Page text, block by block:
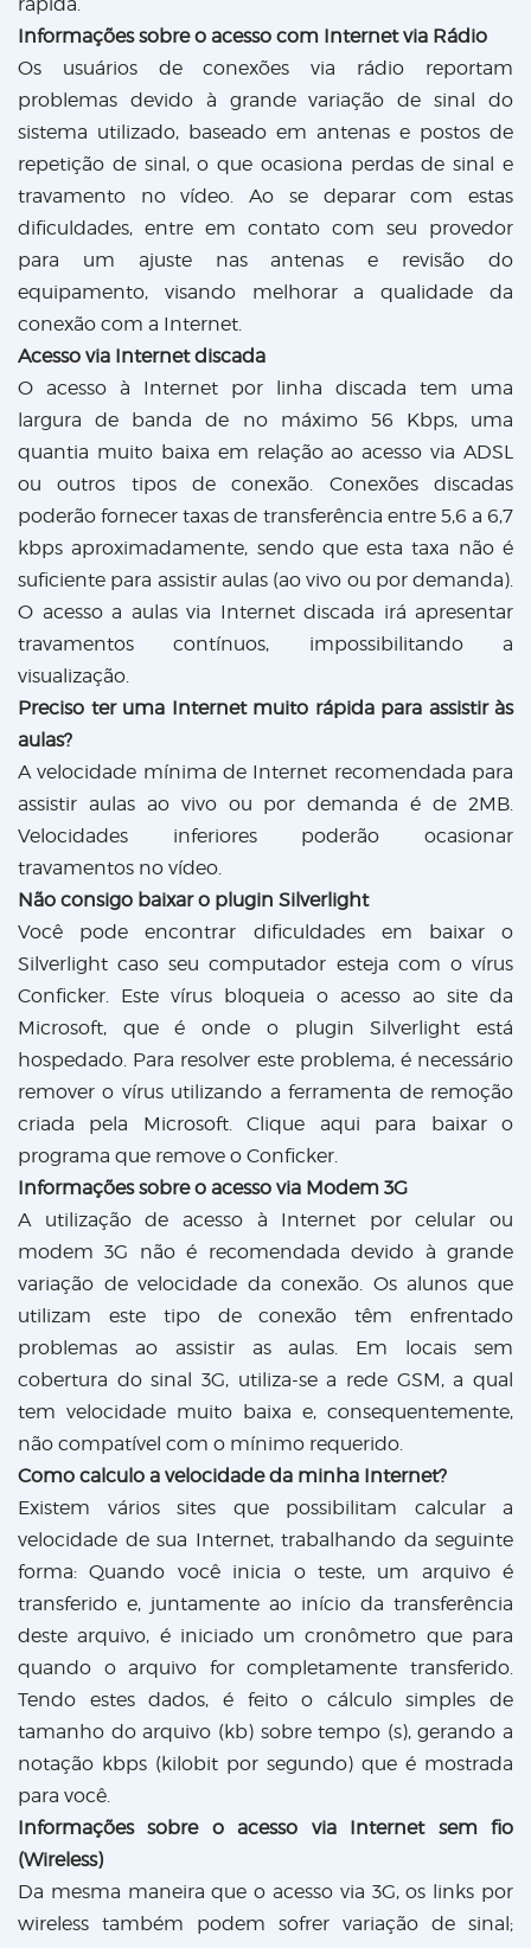
rápida.
Informações sobre o acesso com Internet via Rádio
Os usuários de conexões via rádio reportam
problemas devido à grande variação de sinal do
sistema utilizado, baseado em antenas e postos de
repetição de sinal, o que ocasiona perdas de sinal e
travamento no vídeo. Ao se deparar com estas
dificuldades, entre em contato com seu provedor
para um ajuste nas antenas e revisão do
equipamento, visando melhorar a qualidade da
conexão com a Internet.
Acesso via Internet discada
O acesso à Internet por linha discada tem uma
largura de banda de no máximo 56 Kbps, uma
quantia muito baixa em relação ao acesso via ADSL
ou outros tipos de conexão. Conexões discadas
poderão fornecer taxas de transferência entre 5,6 a 6,7
kbps aproximadamente, sendo que esta taxa não é
suficiente para assistir aulas (ao vivo ou por demanda).
O acesso a aulas via Internet discada irá apresentar
travamentos contínuos, impossibilitando a
visualização.
Preciso ter uma Internet muito rápida para assistir às
aulas?
A velocidade mínima de Internet recomendada para
assistir aulas ao vivo ou por demanda é de 2MB.
Velocidades inferiores poderão ocasionar
travamentos no vídeo.
Não consigo baixar o plugin Silverlight
Você pode encontrar dificuldades em baixar o
Silverlight caso seu computador esteja com o vírus
Conficker. Este vírus bloqueia o acesso ao site da
Microsoft, que é onde o plugin Silverlight está
hospedado. Para resolver este problema, é necessário
remover o vírus utilizando a ferramenta de remoção
criada pela Microsoft. Clique aqui para baixar o
programa que remove o Conficker.
Informações sobre o acesso via Modem 3G
A utilização de acesso à Internet por celular ou
modem 3G não é recomendada devido à grande
variação de velocidade da conexão. Os alunos que
utilizam este tipo de conexão têm enfrentado
problemas ao assistir as aulas. Em locais sem
cobertura do sinal 3G, utiliza-se a rede GSM, a qual
tem velocidade muito baixa e, consequentemente,
não compatível com o mínimo requerido.
Como calculo a velocidade da minha Internet?
Existem vários sites que possibilitam calcular a
velocidade de sua Internet, trabalhando da seguinte
forma: Quando você inicia o teste, um arquivo é
transferido e, juntamente ao início da transferência
deste arquivo, é iniciado um cronômetro que para
quando o arquivo for completamente transferido.
Tendo estes dados, é feito o cálculo simples de
tamanho do arquivo (kb) sobre tempo (s), gerando a
notação kbps (kilobit por segundo) que é mostrada
para você.
Informações sobre o acesso via Internet sem fio
(Wireless)
Da mesma maneira que o acesso via 3G, os links por
wireless também podem sofrer variação de sinal;